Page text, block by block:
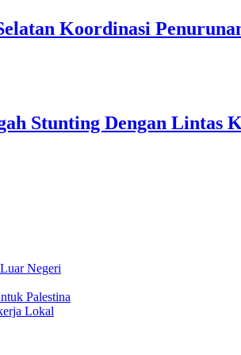
Koordinasi
Stunting Dengan Lintas
Negeri
Palestina
Lokal